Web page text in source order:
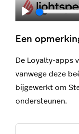
Play
Een
De Loyalty-apps
vanwege deze
bijgewerkt om
ondersteunen.